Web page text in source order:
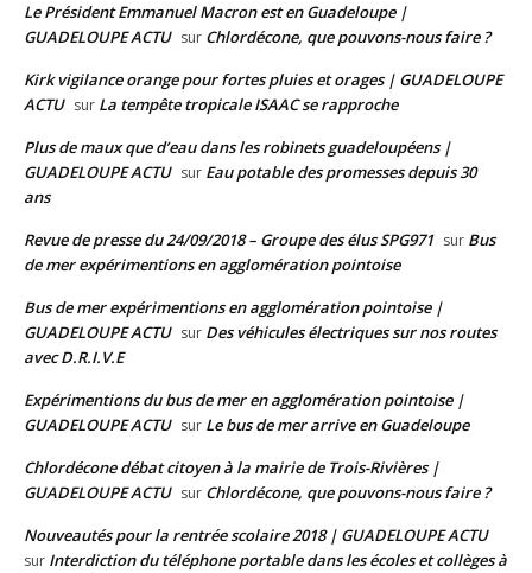
Le Président Emmanuel Macron est en Guadeloupe |
GUADELOUPE ACTU sur Chlordécone, que pouvons-nous faire ?
Kirk vigilance orange pour fortes pluies et orages | GUADELOUPE
ACTU sur La tempête tropicale ISAAC se rapproche
Plus de maux que d’eau dans les robinets guadeloupéens |
GUADELOUPE ACTU sur Eau potable des promesses depuis 30
ans
Revue de presse du 24/09/2018 – Groupe des élus SPG971 sur Bus
de mer expérimentions en agglomération pointoise
Bus de mer expérimentions en agglomération pointoise |
GUADELOUPE ACTU sur Des véhicules électriques sur nos routes
avec D.R.I.V.E
Expérimentions du bus de mer en agglomération pointoise |
GUADELOUPE ACTU sur Le bus de mer arrive en Guadeloupe
Chlordécone débat citoyen à la mairie de Trois-Rivières |
GUADELOUPE ACTU sur Chlordécone, que pouvons-nous faire ?
Nouveautés pour la rentrée scolaire 2018 | GUADELOUPE ACTU
sur Interdiction du téléphone portable dans les écoles et collèges à